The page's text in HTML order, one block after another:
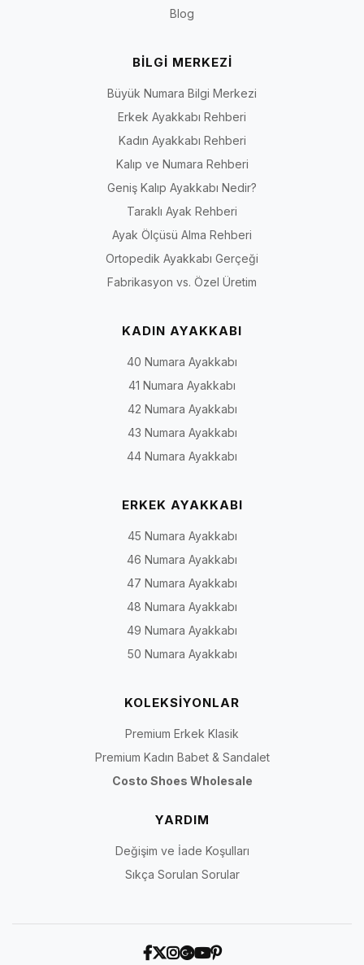
Blog
BİLGİ MERKEZİ
Büyük Numara Bilgi Merkezi
Erkek Ayakkabı Rehberi
Kadın Ayakkabı Rehberi
Kalıp ve Numara Rehberi
Geniş Kalıp Ayakkabı Nedir?
Taraklı Ayak Rehberi
Ayak Ölçüsü Alma Rehberi
Ortopedik Ayakkabı Gerçeği
Fabrikasyon vs. Özel Üretim
KADIN AYAKKABI
40 Numara Ayakkabı
41 Numara Ayakkabı
42 Numara Ayakkabı
43 Numara Ayakkabı
44 Numara Ayakkabı
ERKEK AYAKKABI
45 Numara Ayakkabı
46 Numara Ayakkabı
47 Numara Ayakkabı
48 Numara Ayakkabı
49 Numara Ayakkabı
50 Numara Ayakkabı
KOLEKSİYONLAR
Premium Erkek Klasik
Premium Kadın Babet & Sandalet
Costo Shoes Wholesale
YARDIM
Değişim ve İade Koşulları
Sıkça Sorulan Sorular